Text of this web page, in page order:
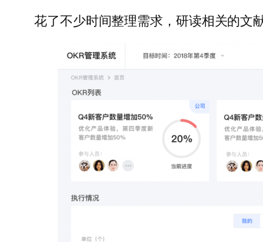
花了不少时间整理需求，研读相关的文